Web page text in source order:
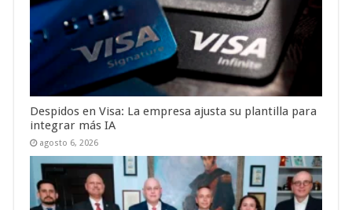
Despidos en Visa: La empresa ajusta su plantilla para
integrar más IA
agosto 6, 2026